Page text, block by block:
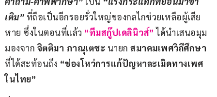
เติม” ที่ถือเป็นอีกรอยรั่วใหญ่ของกลไกช่วยเหลือผู้เสีย
หาย ซึ่งในตอนที่แล้ว “ทีมสกู๊ปเดลินิวส์” ได้นำเสนอมุม
มองจาก จิตติมา ภาณุเตชะ นายก สมาคมเพศวิถีศึกษา
ที่ได้สะท้อนถึง “ช่องโหว่การแก้ปัญหาละเมิดทางเพศ
ในไทย”